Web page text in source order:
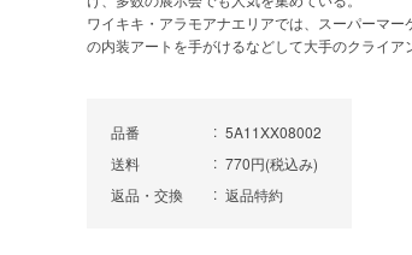
ワイキキ・アラモアナエリアでは、スーパーマー
の内装アートを手がけるなどして大手のクライア
品番
5A11XX08002
送料
770円(税込み)
返品・交換
返品特約